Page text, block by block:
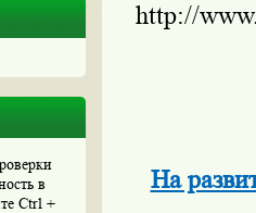
в
Ctrl +
http://
На